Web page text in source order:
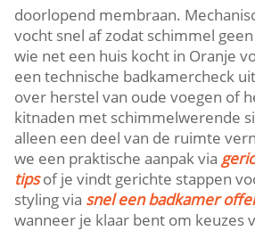
doorlopend membraan.
vocht snel af zodat schimmel
wie net een huis kocht in Oranje
een technische badkamercheck
over herstel van oude voegen of
kitnaden met schimmelwerende
alleen een deel van de ruimte
we een praktische aanpak via
tipsof je vindt gerichte stappen
styling via snel een badkamer
wanneer je klaar bent om keuzes